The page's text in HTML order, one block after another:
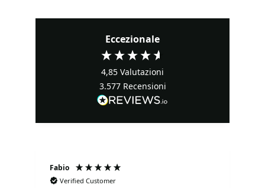
Eccezionale
4,85 Valutazioni
3.577 Recensioni
Fabio
Verified Customer